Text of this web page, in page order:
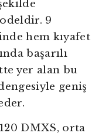
9
hem kıyafet
başarılı
yer alan bu
geniş
DMXS, orta